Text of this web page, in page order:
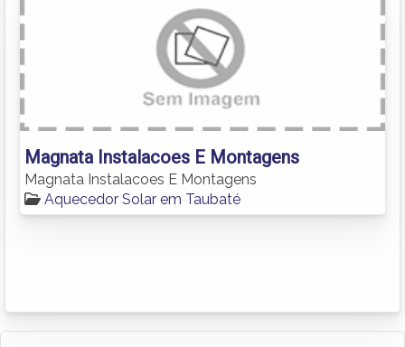
Magnata Instalacoes E Montagens
Magnata Instalacoes E Montagens
Aquecedor Solar em Taubaté